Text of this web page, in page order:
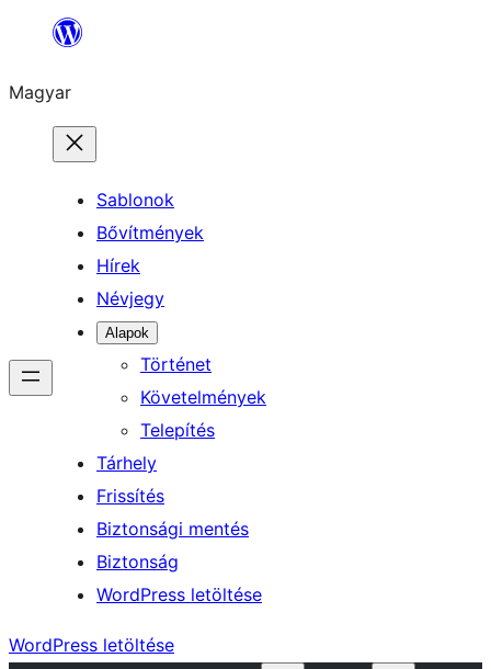
Ugrás
tartalomhoz
Magyar
Sablonok
Bővítmények
Hírek
Névjegy
Alapok
Történet
Követelmények
Telepítés
Tárhely
Frissítés
Biztonsági mentés
Biztonság
WordPress letöltése
WordPress letöltése